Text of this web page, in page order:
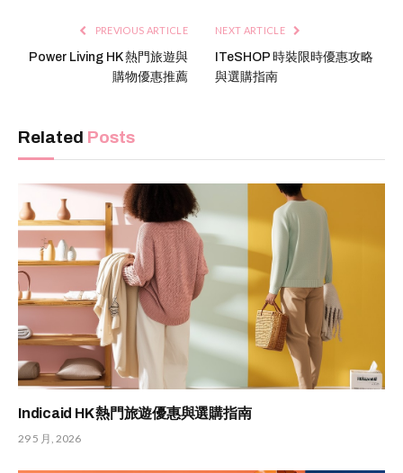
PREVIOUS ARTICLE
Power Living HK 熱門旅遊與
購物優惠推薦
NEXT ARTICLE
ITeSHOP 時裝限時優惠攻略
與選購指南
Related Posts
Indicaid HK 熱門旅遊優惠與選購指南
29 5 月, 2026